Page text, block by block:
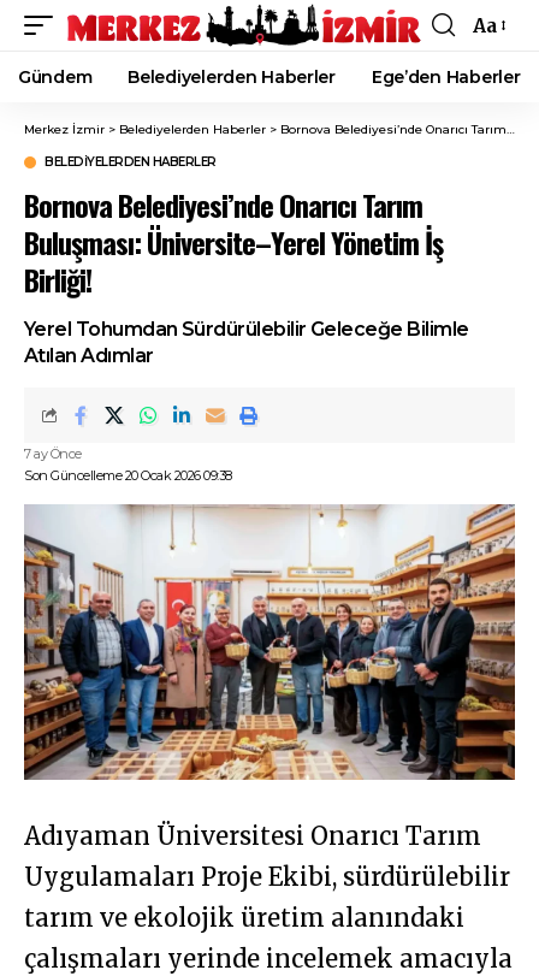
Font
Resizer
Aa
Gündem Belediyelerden Haberler Ege’den Haberler
Merkez İzmir > Belediyelerden Haberler > Bornova Belediyesi’nde Onarıcı Tarım Buluşması: Üniversite–Yerel Yönetim İş Birliği!
BELEDIYELERDEN HABERLER
Bornova Belediyesi’nde Onarıcı Tarım
Buluşması: Üniversite–Yerel Yönetim İş
Birliği!
Yerel Tohumdan Sürdürülebilir Geleceğe Bilimle
Atılan Adımlar
Son Güncelleme 20 Ocak 2026 09:38
7 ay Önce
Adıyaman Üniversitesi Onarıcı Tarım
Uygulamaları Proje Ekibi, sürdürülebilir
tarım ve ekolojik üretim alanındaki
çalışmaları yerinde incelemek amacıyla